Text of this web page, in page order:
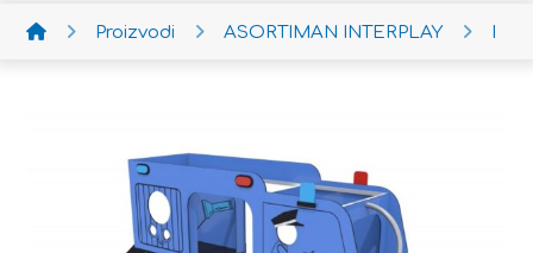
Proizvodi ASORTIMAN INTERPLAY